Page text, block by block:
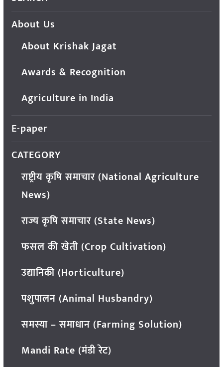
About Us
About Krishak Jagat
Awards & Recognition
Agriculture in India
E-paper
CATEGORY
राष्ट्रीय कृषि समाचार (National Agriculture
News)
राज्य कृषि समाचार (State News)
फसल की खेती (Crop Cultivation)
उद्यानिकी (Horticulture)
पशुपालन (Animal Husbandry)
समस्या – समाधान (Farming Solution)
Mandi Rate (मंडी रेट)